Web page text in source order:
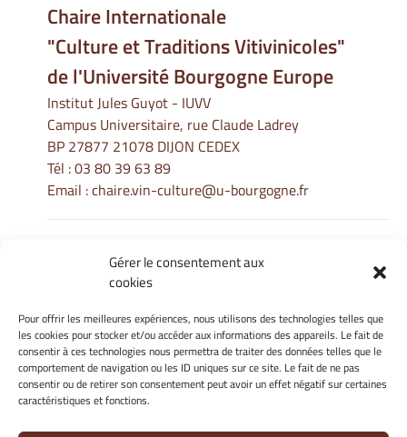
Gérer le consentement aux
cookies
Pour offrir les meilleures expériences, nous utilisons des technologies telles que
les cookies pour stocker et/ou accéder aux informations des appareils. Le fait de
consentir à ces technologies nous permettra de traiter des données telles que le
comportement de navigation ou les ID uniques sur ce site. Le fait de ne pas
consentir ou de retirer son consentement peut avoir un effet négatif sur certaines
caractéristiques et fonctions.
Chaire Internationale
"Culture et Traditions Vitivinicoles"
de l'Université Bourgogne Europe
Institut Jules Guyot - IUVV
Campus Universitaire, rue Claude Ladrey
BP 27877 21078 DIJON CEDEX
Tél :03 80 39 63 89
Email :chaire.vin-culture@u-bourgogne.fr
Informations Légales
Gérer mes cookies
Politique de cookies
Déclaration de confidentialité
Avertissement